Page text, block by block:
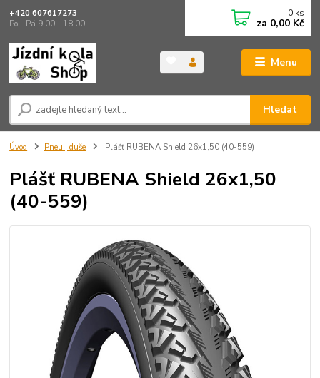
Menu
Hledat
+420 607617273
Po - Pá 9.00 - 18.00
0 ks
za 0,00 Kč
Úvod Pneu , duše Plášť RUBENA Shield 26x1,50 (40-559)
Plášť RUBENA Shield 26x1,50
(40-559)